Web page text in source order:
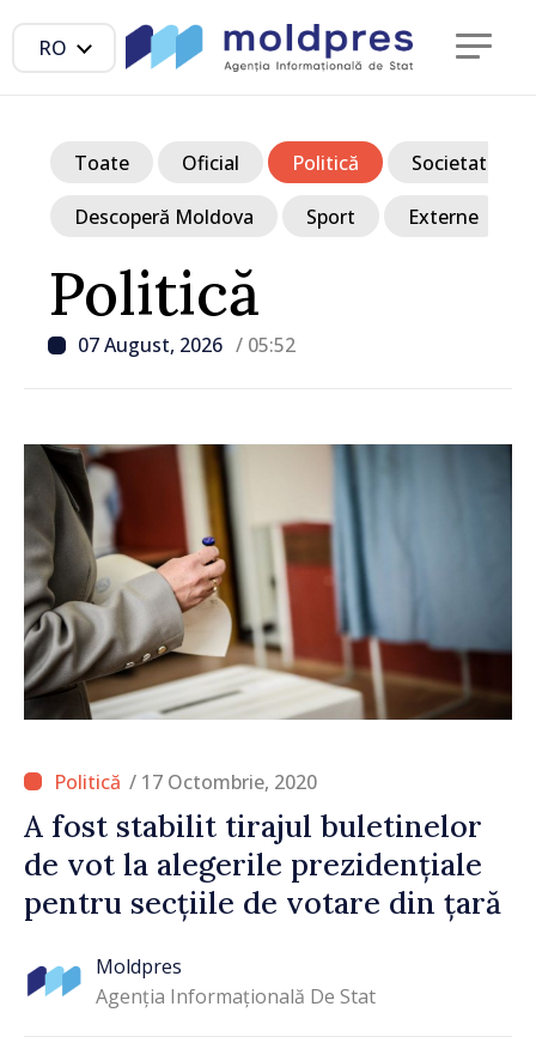
RO
Politică
07 August, 2026 / 05:52
Toate Oficial Politică Societate
Descoperă Moldova Sport Externe
/ 17 Octombrie, 2020
A fost stabilit tirajul buletinelor
de vot la alegerile prezidențiale
pentru secțiile de votare din țară
Moldpres
Agenția Informațională De Stat